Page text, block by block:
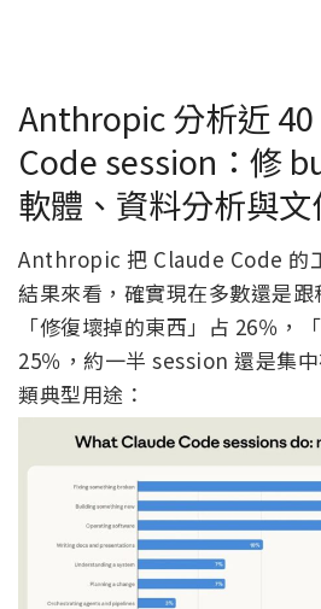
Anthropic 分析近
Code session：修
軟體、資料分析與
Anthropic 把 Claude Code 的
結果來看，確實現在多數還是
「修復壞掉的東西」占 26％，
25％，約一半 session 還是集
類典型用途：